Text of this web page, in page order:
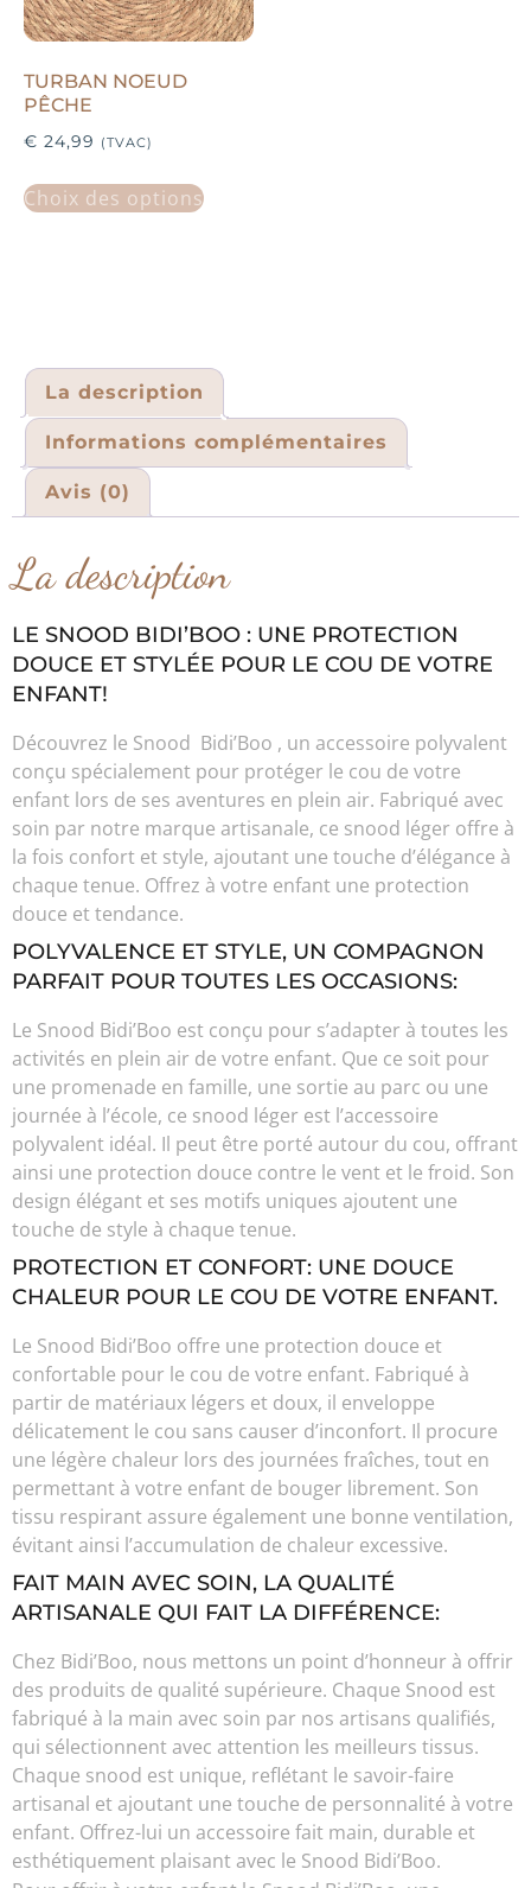
TURBAN NOEUD
PÊCHE
€ 24,99 (TVAC)
Choix des options
La description
Informations complémentaires
Avis (0)
La description
LE SNOOD BIDI’BOO : UNE PROTECTION
DOUCE ET STYLÉE POUR LE COU DE VOTRE
ENFANT!
Découvrez le Snood Bidi’Boo , un accessoire polyvalent
conçu spécialement pour protéger le cou de votre
enfant lors de ses aventures en plein air. Fabriqué avec
soin par notre marque artisanale, ce snood léger offre à
la fois confort et style, ajoutant une touche d’élégance à
chaque tenue. Offrez à votre enfant une protection
douce et tendance.
POLYVALENCE ET STYLE, UN COMPAGNON
PARFAIT POUR TOUTES LES OCCASIONS:
Le Snood Bidi’Boo est conçu pour s’adapter à toutes les
activités en plein air de votre enfant. Que ce soit pour
une promenade en famille, une sortie au parc ou une
journée à l’école, ce snood léger est l’accessoire
polyvalent idéal. Il peut être porté autour du cou, offrant
ainsi une protection douce contre le vent et le froid. Son
design élégant et ses motifs uniques ajoutent une
touche de style à chaque tenue.
PROTECTION ET CONFORT: UNE DOUCE
CHALEUR POUR LE COU DE VOTRE ENFANT.
Le Snood Bidi’Boo offre une protection douce et
confortable pour le cou de votre enfant. Fabriqué à
partir de matériaux légers et doux, il enveloppe
délicatement le cou sans causer d’inconfort. Il procure
une légère chaleur lors des journées fraîches, tout en
permettant à votre enfant de bouger librement. Son
tissu respirant assure également une bonne ventilation,
évitant ainsi l’accumulation de chaleur excessive.
FAIT MAIN AVEC SOIN, LA QUALITÉ
ARTISANALE QUI FAIT LA DIFFÉRENCE:
Chez Bidi’Boo, nous mettons un point d’honneur à offrir
des produits de qualité supérieure. Chaque Snood est
fabriqué à la main avec soin par nos artisans qualifiés,
qui sélectionnent avec attention les meilleurs tissus.
Chaque snood est unique, reflétant le savoir-faire
artisanal et ajoutant une touche de personnalité à votre
enfant. Offrez-lui un accessoire fait main, durable et
esthétiquement plaisant avec le Snood Bidi’Boo.